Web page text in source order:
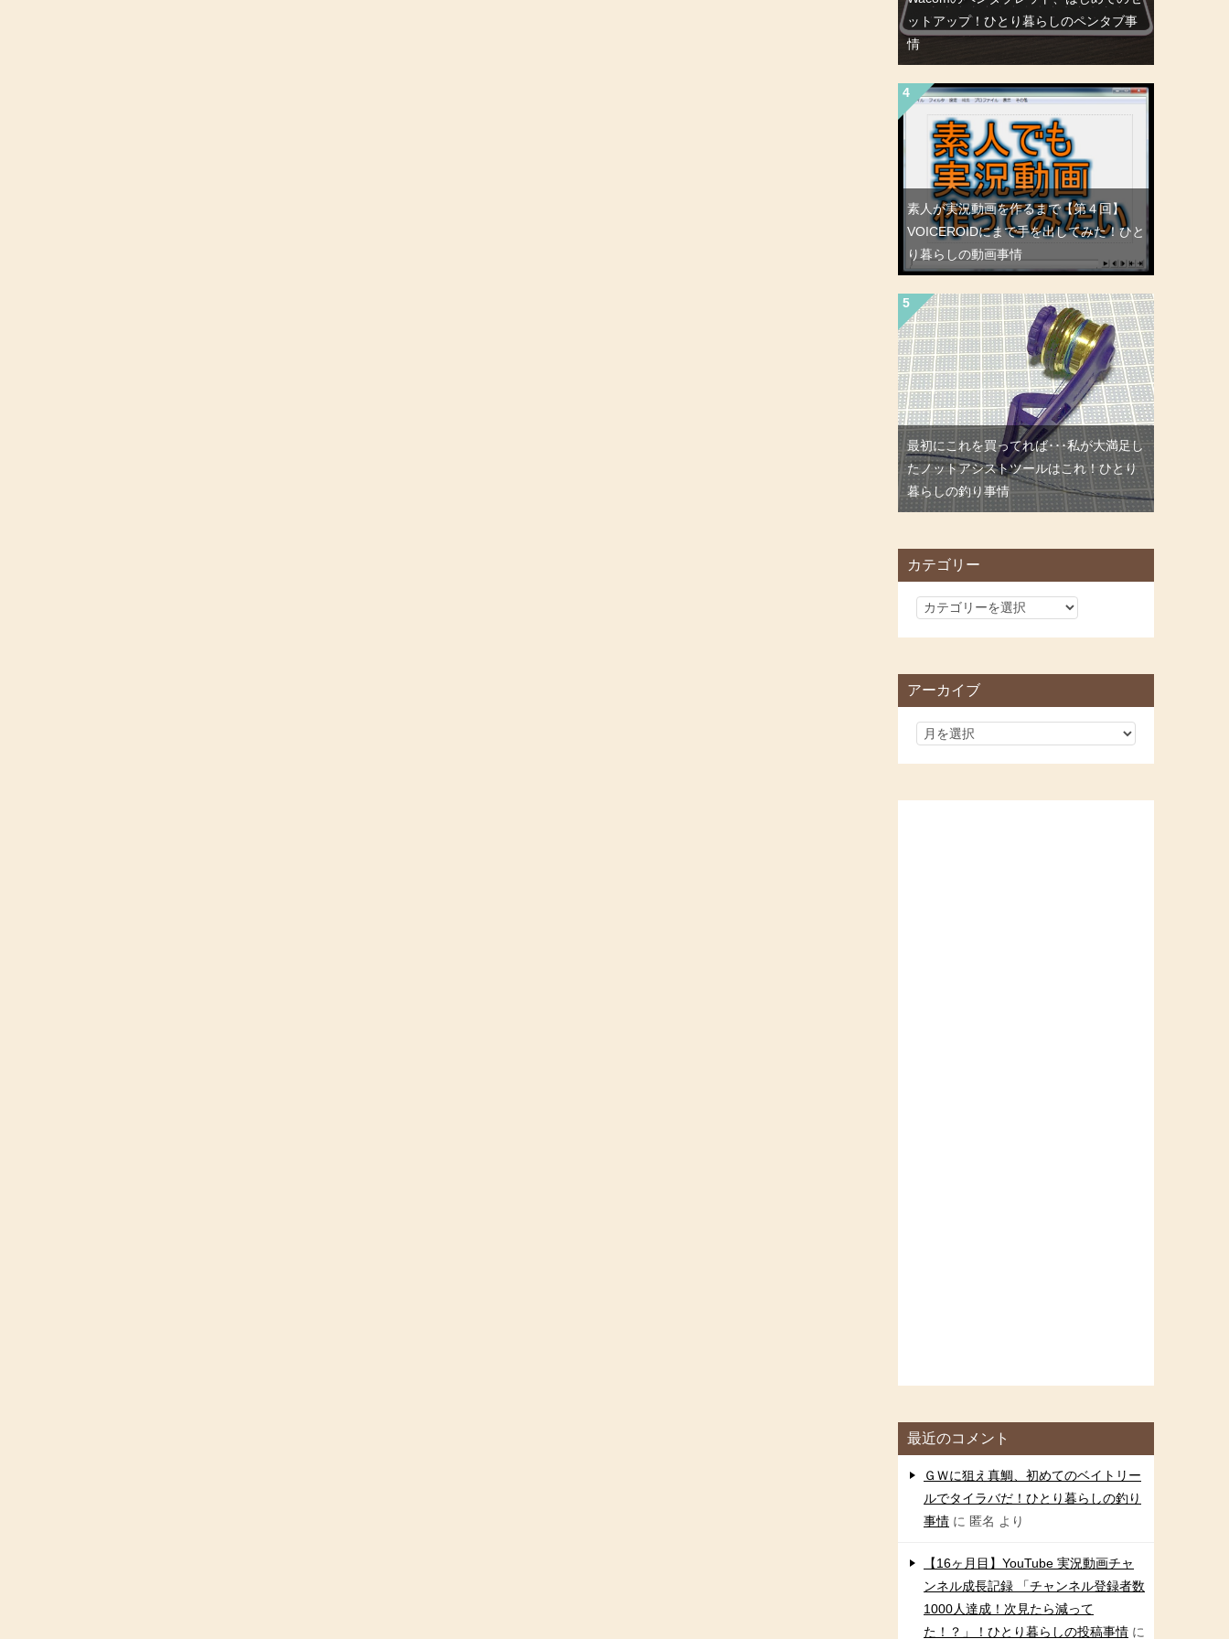
ットアップ！ひとり暮らしのペンタブ事
情
素人が実況動画を作るまで【第４回】
VOICEROIDにまで手を出してみた！ひと
り暮らしの動画事情
最初にこれを買ってれば･･･私が大満足し
たノットアシストツールはこれ！ひとり
暮らしの釣り事情
カテゴリー
カ
リ
アーカイブ
最近のコメント
ＧＷに狙え真鯛、初めてのベイトリー
ルでタイラバだ！ひとり暮らしの釣り
事情 に 匿名 より
【16ヶ月目】YouTube 実況動画チャ
ンネル成長記録 「チャンネル登録者数
1000人達成！次見たら減って
た！？」！ひとり暮らしの投稿事情 に